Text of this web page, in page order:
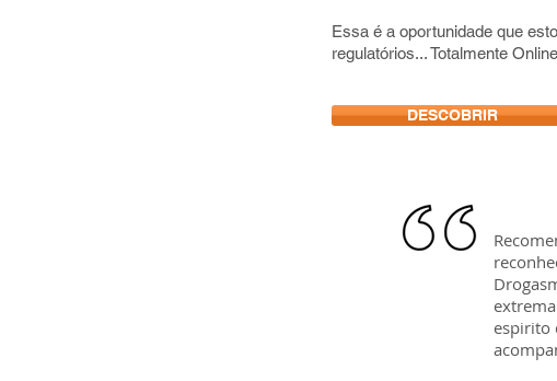
Essa é a oportunidade que
regulatórios... Totalmente
DESCOBRIR
espirito